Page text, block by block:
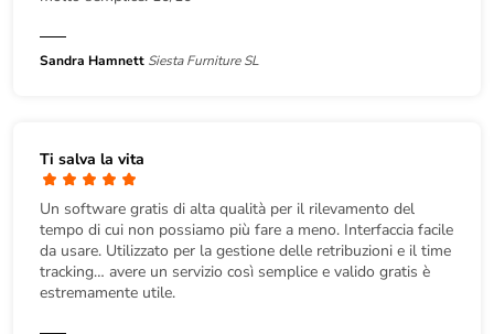
Sandra Hamnett Siesta Furniture SL
Ti salva la vita
Un software gratis di alta qualità per il rilevamento del
tempo di cui non possiamo più fare a meno. Interfaccia facile
da usare. Utilizzato per la gestione delle retribuzioni e il time
tracking… avere un servizio così semplice e valido gratis è
estremamente utile.